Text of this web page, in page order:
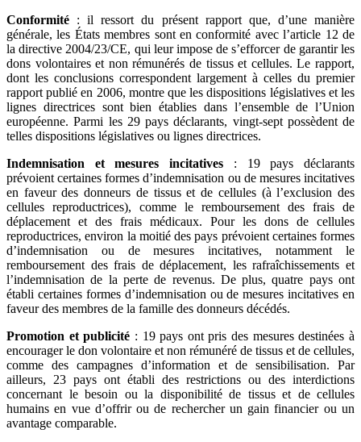
Conformité : il ressort du présent rapport que, d’une manière
générale, les États membres sont en conformité avec l’article 12 de
la directive 2004/23/CE, qui leur impose de s’efforcer de garantir les
dons volontaires et non rémunérés de tissus et cellules. Le rapport,
dont les conclusions correspondent largement à celles du premier
rapport publié en 2006, montre que les dispositions législatives et les
lignes directrices sont bien établies dans l’ensemble de l’Union
européenne. Parmi les 29 pays déclarants, vingt-sept possèdent de
telles dispositions législatives ou lignes directrices.
Indemnisation et mesures incitatives : 19 pays déclarants
prévoient certaines formes d’indemnisation ou de mesures incitatives
en faveur des donneurs de tissus et de cellules (à l’exclusion des
cellules reproductrices), comme le remboursement des frais de
déplacement et des frais médicaux. Pour les dons de cellules
reproductrices, environ la moitié des pays prévoient certaines formes
d’indemnisation ou de mesures incitatives, notamment le
remboursement des frais de déplacement, les rafraîchissements et
l’indemnisation de la perte de revenus. De plus, quatre pays ont
établi certaines formes d’indemnisation ou de mesures incitatives en
faveur des membres de la famille des donneurs décédés.
Promotion et publicité : 19 pays ont pris des mesures destinées à
encourager le don volontaire et non rémunéré de tissus et de cellules,
comme des campagnes d’information et de sensibilisation. Par
ailleurs, 23 pays ont établi des restrictions ou des interdictions
concernant le besoin ou la disponibilité de tissus et de cellules
humains en vue d’offrir ou de rechercher un gain financier ou un
avantage comparable.